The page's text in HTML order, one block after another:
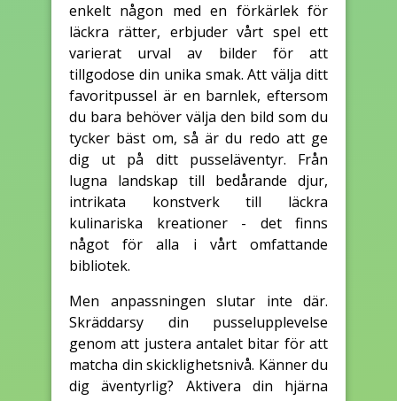
enkelt någon med en förkärlek för
läckra rätter, erbjuder vårt spel ett
varierat urval av bilder för att
tillgodose din unika smak. Att välja ditt
favoritpussel är en barnlek, eftersom
du bara behöver välja den bild som du
tycker bäst om, så är du redo att ge
dig ut på ditt pusseläventyr. Från
lugna landskap till bedårande djur,
intrikata konstverk till läckra
kulinariska kreationer - det finns
något för alla i vårt omfattande
bibliotek.
Men anpassningen slutar inte där.
Skräddarsy din pusselupplevelse
genom att justera antalet bitar för att
matcha din skicklighetsnivå. Känner du
dig äventyrlig? Aktivera din hjärna